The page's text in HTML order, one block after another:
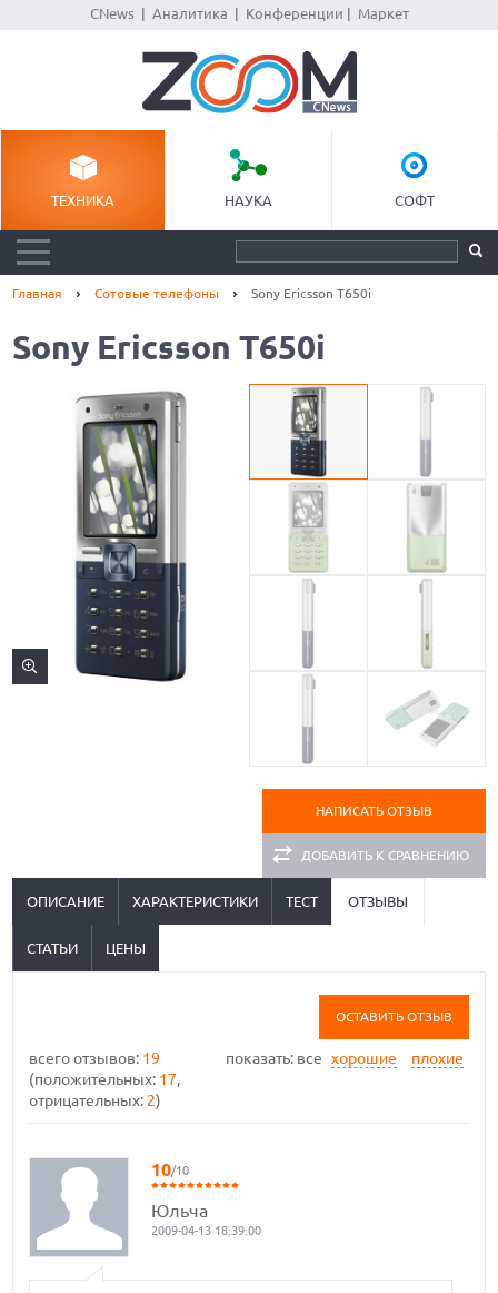
CNews| Аналитика Конференции Маркет
ТЕХНИКА НАУКА СОФТ
Главная Сотовые телефоны Sony Ericsson T650i
Sony Ericsson T650i
НАПИСАТЬ ОТЗЫВ
ДОБАВИТЬ К СРАВНЕНИЮ
ОПИСАНИЕ ХАРАКТЕРИСТИКИ ТЕСТ ОТЗЫВЫ
СТАТЬИ ЦЕНЫ
ОСТАВИТЬ ОТЗЫВ
показать: все хорошие плохие
всего отзывов: 19
(положительных: 17,
отрицательных: 2)
10/10
Юльча
2009-04-13 18:39:00